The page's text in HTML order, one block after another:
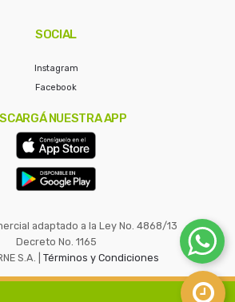
SOCIAL
Instagram
Facebook
NUESTRA APP
adaptado a la Ley No. 4868/13
Decreto No. 1165
S.A. | Términos y Condiciones